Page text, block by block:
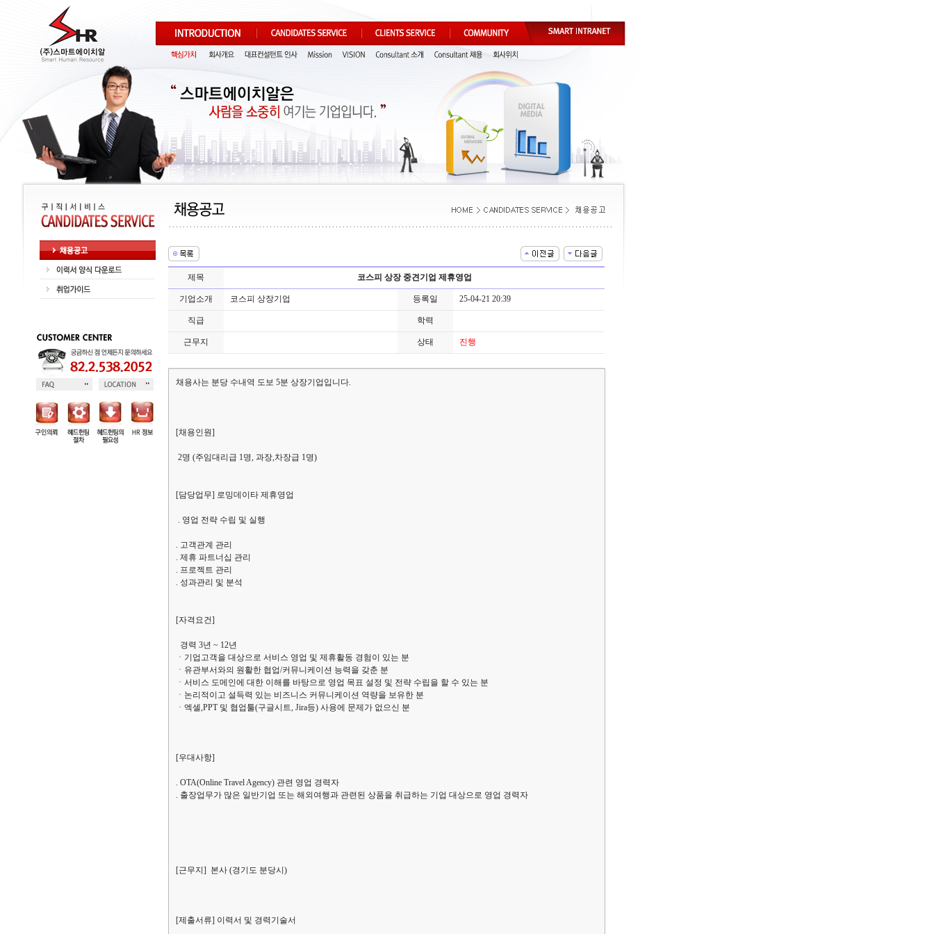
제목 코스피 상장 중견기업 제휴영업
기업소개 코스피 상장기업 등록일 25-04-21 20:39
직급 학력
근무지 상태 진행
채용사는 분당 수내역 도보 5분 상장기업입니다.
[채용인원]
2명 (주임대리급 1명, 과장,차장급 1명)
[담당업무] 로밍데이타 제휴영업
. 영업 전략 수립 및 실행
. 고객관계 관리
. 제휴 파트너십 관리
. 프로젝트 관리
. 성과관리 및 분석
[자격요건]
경력 3년 ~ 12년
ㆍ기업고객을 대상으로 서비스 영업 및 제휴활동 경험이 있는 분
ㆍ유관부서와의 원활한 협업/커뮤니케이션 능력을 갖춘 분
ㆍ서비스 도메인에 대한 이해를 바탕으로 영업 목표 설정 및 전략 수립을 할 수 있는 분
ㆍ논리적이고 설득력 있는 비즈니스 커뮤니케이션 역량을 보유한 분
ㆍ엑셀,PPT 및 협업툴(구글시트, Jira등) 사용에 문제가 없으신 분
[우대사항]
. OTA(Online Travel Agency) 관련 영업 경력자
. 출장업무가 많은 일반기업 또는 해외여행과 관련된 상품을 취급하는 기업 대상으로 영업 경력자
[근무지] 본사 (경기도 분당시)
[제출서류] 이력서 및 경력기술서